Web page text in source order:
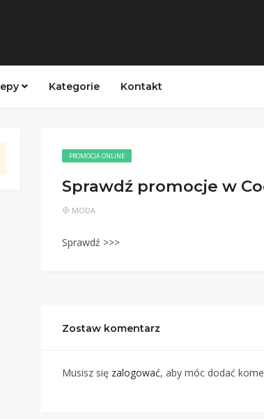
Kategorie Kontakt
PROMOCJA ONLINE
Sprawdź promocje w
MODA
Sprawdź >>>
Zostaw komentarz
Musisz się zalogować, aby móc dodać